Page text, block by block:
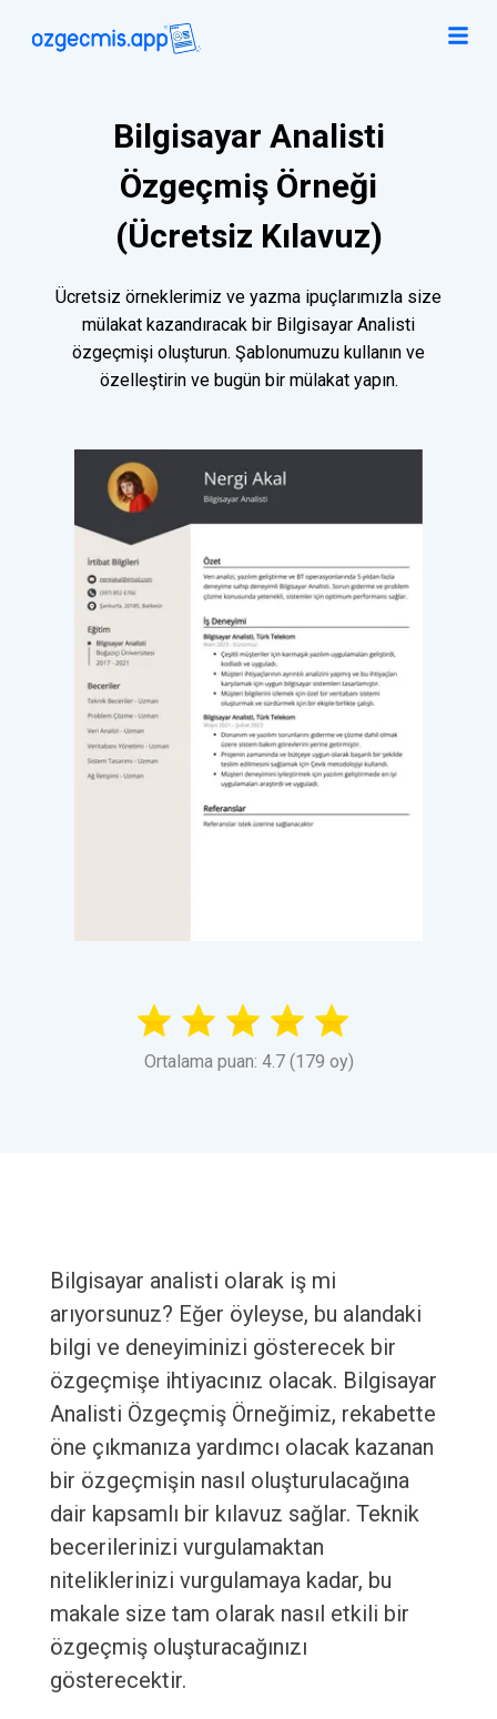
Bilgisayar Analisti
Özgeçmiş Örneği
(Ücretsiz Kılavuz)
Ücretsiz örneklerimiz ve yazma ipuçlarımızla size
mülakat kazandıracak bir Bilgisayar Analisti
özgeçmişi oluşturun. Şablonumuzu kullanın ve
özelleştirin ve bugün bir mülakat yapın.
Ortalama puan: 4.7 (179 oy)
Bilgisayar analisti olarak iş mi
arıyorsunuz? Eğer öyleyse, bu alandaki
bilgi ve deneyiminizi gösterecek bir
özgeçmişe ihtiyacınız olacak. Bilgisayar
Analisti Özgeçmiş Örneğimiz, rekabette
öne çıkmanıza yardımcı olacak kazanan
bir özgeçmişin nasıl oluşturulacağına
dair kapsamlı bir kılavuz sağlar. Teknik
becerilerinizi vurgulamaktan
niteliklerinizi vurgulamaya kadar, bu
makale size tam olarak nasıl etkili bir
özgeçmiş oluşturacağınızı
gösterecektir.